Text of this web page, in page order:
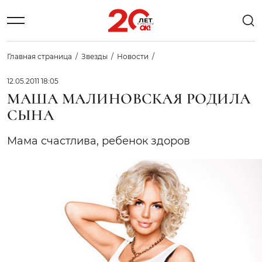
Главная страница Звезды Новости
12.05.2011 18:05
МАША МАЛИНОВСКАЯ РОДИЛА
СЫНА
Мама счастлива, ребенок здоров